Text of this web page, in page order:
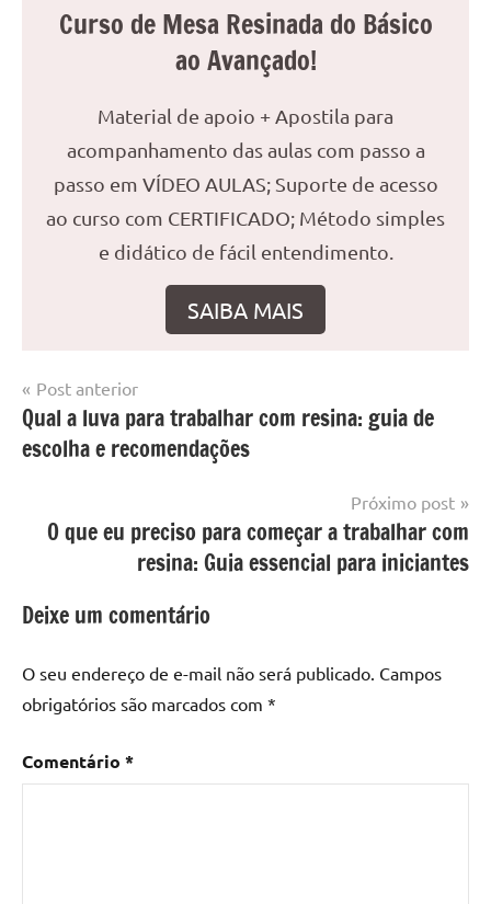
Curso de Mesa Resinada do Básico
ao Avançado!
Material de apoio + Apostila para
acompanhamento das aulas com passo a
passo em VÍDEO AULAS; Suporte de acesso
ao curso com CERTIFICADO; Método simples
e didático de fácil entendimento.
SAIBA MAIS
Marcado
com
mesa
Mesa
epoxi
mesa
madeira,
Mesa
madeira
com
Mesa
resinada
Navegação
de
Post
Post anterior
Qual a luva para trabalhar com resina: guia de
escolha e recomendações
Próximo post
O que eu preciso para começar a trabalhar com
resina: Guia essencial para iniciantes
Deixe um comentário
O seu endereço de e-mail não será publicado. Campos
obrigatórios são marcados com *
Comentário *